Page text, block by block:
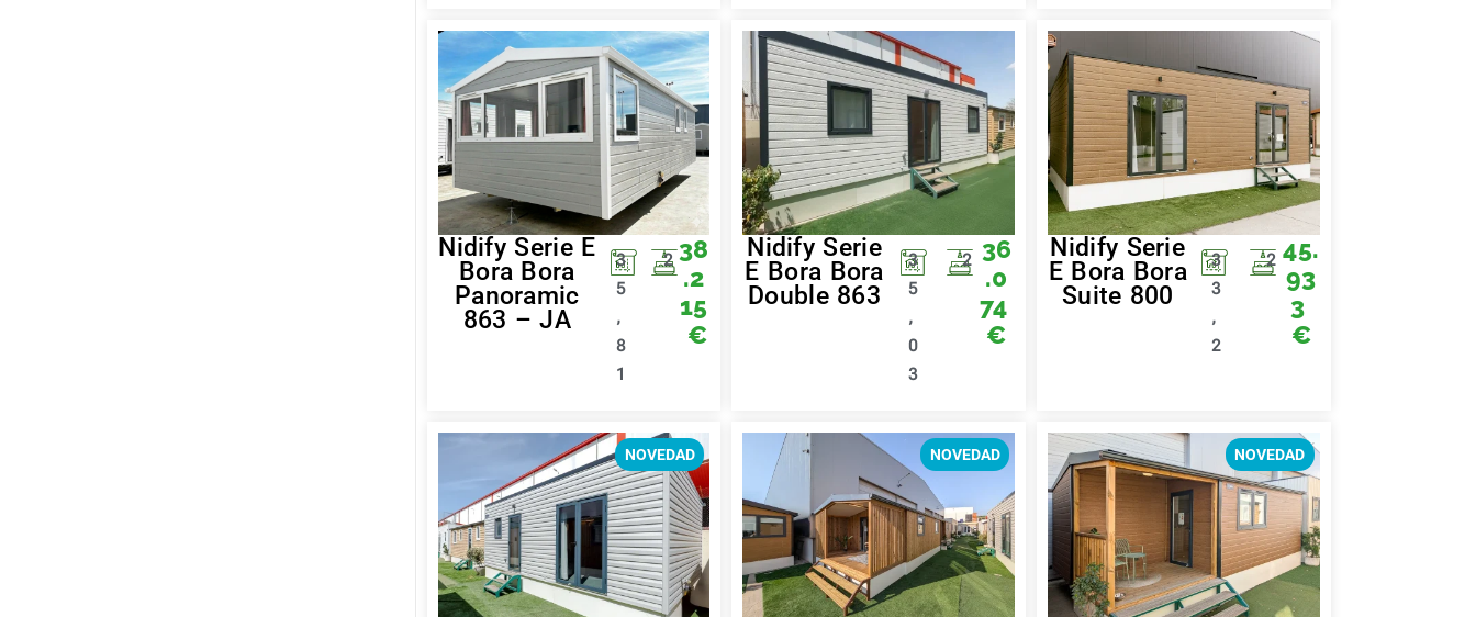
Nidify Serie E
Bora Bora
Panoramic
863 – JA
3
5
,
8
1
2 38
.2
15
€
Nidify Serie
E Bora Bora
Double 863
3
5
,
0
3
2 36
.0
74
€
Nidify Serie
E Bora Bora
Suite 800
3
3
,
2
2 45.
93
3
€
NOVEDAD NOVEDAD NOVEDAD